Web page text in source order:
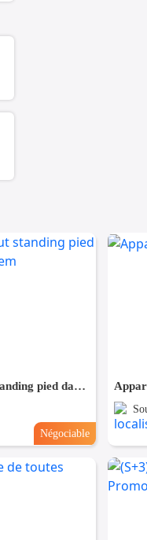
Appartement S+2 Haut standing pied dans l'eau à chatt_mariem
Négociable